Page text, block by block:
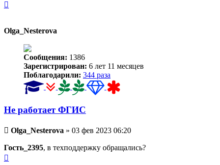
Olga_Nesterova
Сообщения: 1386
Зарегистрирован: 6 лет 11 месяцев
Поблагодарили: 344 раза
Не работает ФГИС
Непрочитанное
сообщение
Olga_Nesterova » 03 фев 2023 06:20
Гость_2395, в техподдержку обращались?